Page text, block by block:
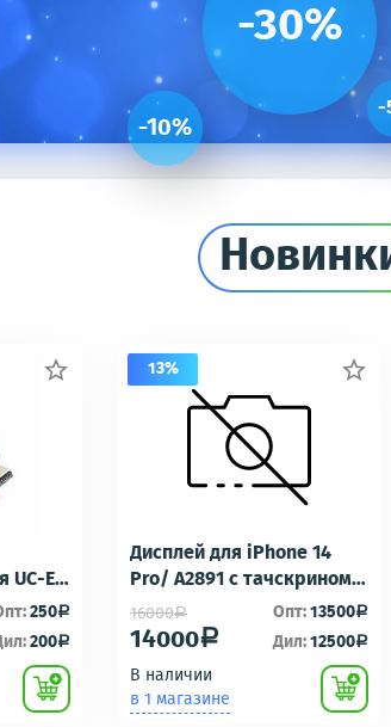
-30%
-10%
-

UC-E6
250a
200a

Дисплей для iPhone 14
Pro/ A2891 с тачскрином
Черный - OR100 с разбора
идеальное состояние
16000a
14000a
13%
Опт:13500a
Дил:12500a
В наличии
в 1 магазине